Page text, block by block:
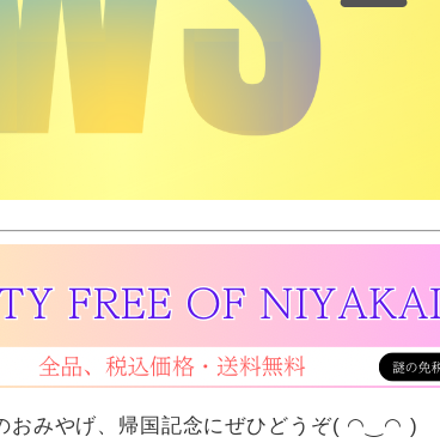
おみやげ、帰国記念にぜひどうぞ( ◠‿◠ )